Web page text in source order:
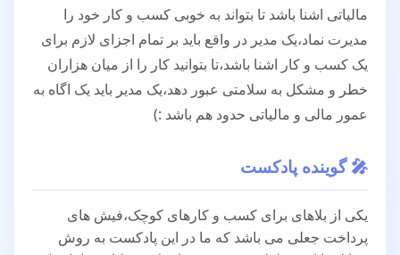
مالیاتی اشنا باشد تا بتواند به خوبی کسب و کار خود را
مدیرت نماد،یک مدیر در واقع باید بر تمام اجزای لازم برای
یک کسب و کار اشنا باشد،تا بتوانید کار را از میان هزاران
خطر و مشکل به سلامتی عبور دهد،یک مدیر باید یک اگاه به
عمور مالی و مالیاتی حدود هم باشد :)
🎤 گوینده پادکست
یکی از بلاهای برای کسب و کارهای کوچک،فیش های
پرداخت جعلی می باشد که ما در این پادکست به روش